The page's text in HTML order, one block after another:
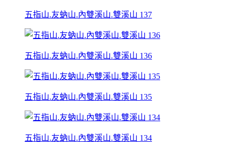
五指山.友蚋山.內雙溪山.雙溪山 137
五指山.友蚋山.內雙溪山.雙溪山 136
五指山.友蚋山.內雙溪山.雙溪山 135
五指山.友蚋山.內雙溪山.雙溪山 134